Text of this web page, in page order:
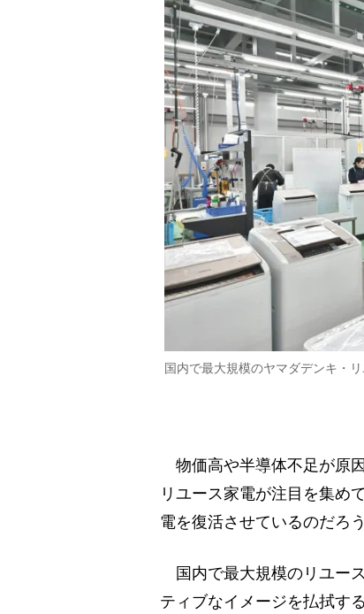
国内で最大規模のヤマダデンキ・
物価高や半導体不足が原
リユース家電が注目を集め
電を復活させているのだろう
国内で最大規模のリユー
ティブなイメージを払拭す